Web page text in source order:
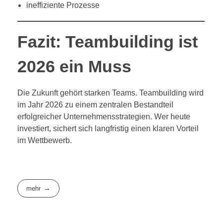
ineffiziente Prozesse
Fazit: Teambuilding ist
2026 ein Muss
Die Zukunft gehört starken Teams. Teambuilding wird
im Jahr 2026 zu einem zentralen Bestandteil
erfolgreicher Unternehmensstrategien. Wer heute
investiert, sichert sich langfristig einen klaren Vorteil
im Wettbewerb.
mehr